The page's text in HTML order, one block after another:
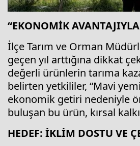
“EKONOMİK
İlçe Tarım ve Orman
geçen yıl arttığına dikkat
değerli ürünlerin tarıma
belirten yetkililer, “Mavi
ekonomik getiri nedeniyle
buluşan bu ürün, kırsal
HEDEF: İKLİM DOSTU VE